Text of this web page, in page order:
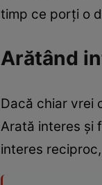
timp ce porţi o
Arătând
Dacă chiar vrei
Arată interes şi
interes